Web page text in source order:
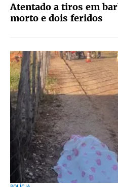
Atentado a tiros em
morto e dois feridos